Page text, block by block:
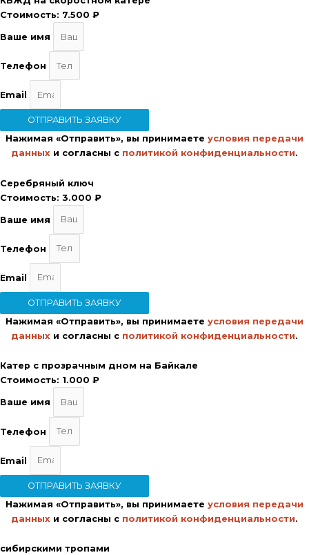
Стоимость: 7.500 ₽
Ваше имя
Телефон
Email
ОТПРАВИТЬ ЗАЯВКУ
Нажимая «Отправить», вы принимаете условия передачи
данных и согласны с политикой конфиденциальности.
Серебряный ключ
Стоимость: 3.000 ₽
Ваше имя
Телефон
Email
ОТПРАВИТЬ ЗАЯВКУ
Нажимая «Отправить», вы принимаете условия передачи
данных и согласны с политикой конфиденциальности.
Катер с прозрачным дном на Байкале
Стоимость: 1.000 ₽
Ваше имя
Телефон
Email
ОТПРАВИТЬ ЗАЯВКУ
Нажимая «Отправить», вы принимаете условия передачи
данных и согласны с политикой конфиденциальности.
сибирскими тропами